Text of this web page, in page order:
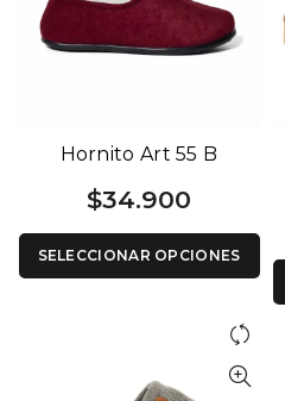
Hornito Art 55 B
$34.900
SELECCIONAR OPCIONES